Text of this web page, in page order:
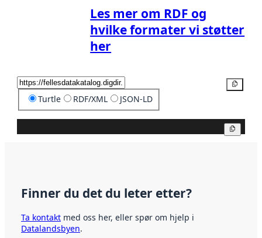
Les mer om RDF og
hvilke formater vi støtter
her
Turtle RDF/XML JSON-LD
Finner du det du leter etter?
Ta kontakt med oss her, eller spør om hjelp i
Datalandsbyen.